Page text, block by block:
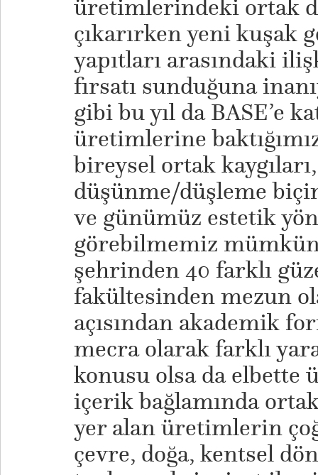
üretimlerindeki ortak
çıkarırken yeni kuşak
yapıtları arasındaki
fırsatı sunduğuna
gibi bu yıl da BASE’e
üretimlerine
bireysel ortak
düşünme/düşleme
ve günümüz estetik
görebilmemiz
şehrinden 40 farklı
fakültesinden mezun
açısından akademik
mecra olarak farklı
konusu olsa da elbette
içerik bağlamında
yer alan üretimlerin
çevre, doğa, kentsel